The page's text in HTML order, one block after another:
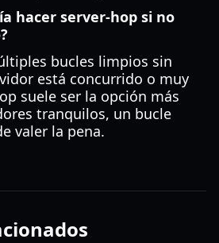
hacer server-hop si no
bucles limpios sin
está concurrido o muy
suele ser la opción más
tranquilos, un bucle
valer la pena.